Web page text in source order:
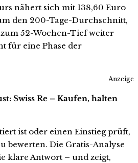
nähert sich mit 138,60 Euro
den 200-Tage-Durchschnitt,
52-Wochen-Tief weiter
für eine Phase der
Anzeige
Swiss Re – Kaufen, halten
ist oder einen Einstieg prüft,
bewerten. Die Gratis-Analyse
klare Antwort – und zeigt,